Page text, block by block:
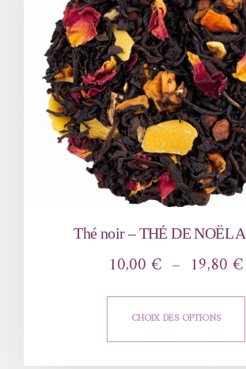
Thé noir – THÉ DE NOËL
10,00 € – 19,80 €
CHOIX DES OPTIONS